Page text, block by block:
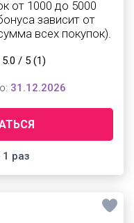
от 1000 до 5000
зависит от
всех покупок).
1 раз
5.0 / 5 (1)
31.12.2026